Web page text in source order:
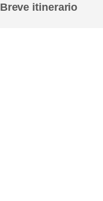
Breve itinerario